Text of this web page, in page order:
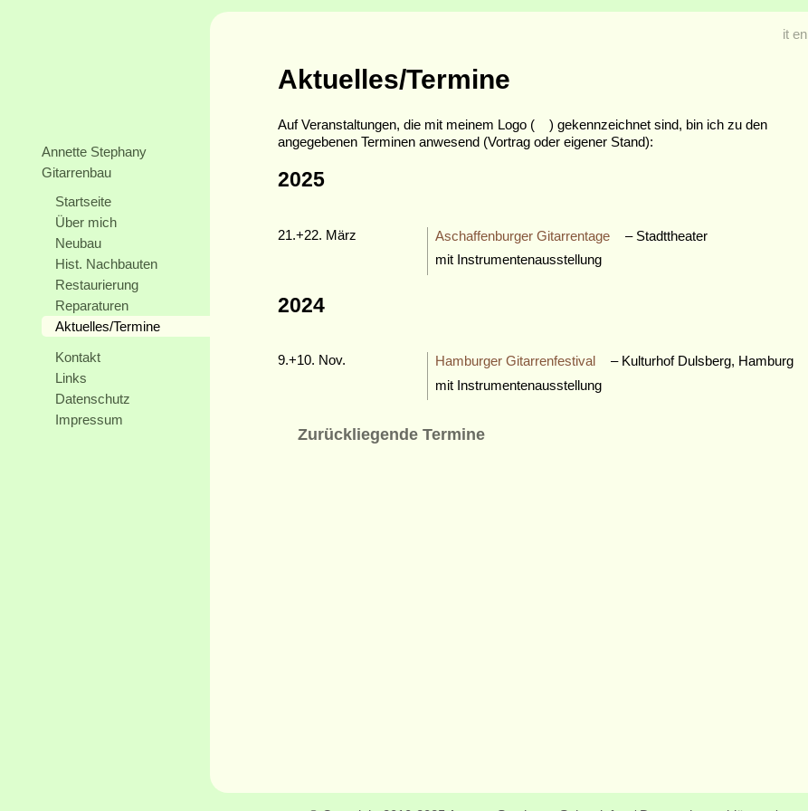
Annette Stephany
Gitarrenbau
Startseite
Über mich
Neubau
Hist. Nachbauten
Restaurierung
Reparaturen
Aktuelles/Termine
Kontakt
Links
Datenschutz
Impressum
it en
Aktuelles/Termine
Auf Veranstaltungen, die mit meinem Logo (
) gekennzeichnet sind, bin ich zu den
angegebenen Terminen anwesend (Vortrag oder eigener Stand):
2025
21.+22. März Aschaffenburger Gitarrentage
– Stadttheater
mit Instrumentenausstellung
2024
9.+10. Nov. Hamburger Gitarrenfestival
– Kulturhof Dulsberg, Hamburg
mit Instrumentenausstellung
Zurückliegende Termine